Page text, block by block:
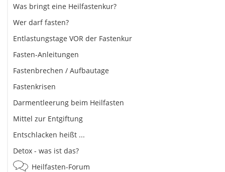
Was bringt eine Heilfastenkur?
Wer darf fasten?
Entlastungstage VOR der Fastenkur
Fasten-Anleitungen
Fastenbrechen / Aufbautage
Fastenkrisen
Darmentleerung beim Heilfasten
Mittel zur Entgiftung
Entschlacken heißt ...
Detox - was ist das?
Heilfasten-Forum